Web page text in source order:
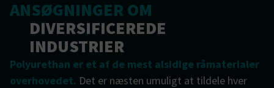
ANSØGNINGER OM
DIVERSIFICEREDE
INDUSTRIER
Polyurethan er et af de mest alsidige råmaterialer
overhovedet. Det er næsten umuligt at tildele hver